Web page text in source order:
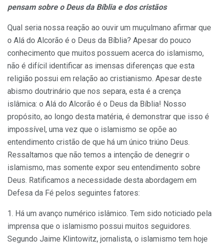
pensam sobre o Deus da Bíblia e dos cristãos
Qual seria nossa reação ao ouvir um muçulmano afirmar que
o Alá do Alcorão é o Deus da Bíblia? Apesar do pouco
conhecimento que muitos possuem acerca do islamismo,
não é difícil identificar as imensas diferenças que esta
religião possui em relação ao cristianismo. Apesar deste
abismo doutrinário que nos separa, esta é a crença
islâmica: o Alá do Alcorão é o Deus da Bíblia! Nosso
propósito, ao longo desta matéria, é demonstrar que isso é
impossível, uma vez que o islamismo se opõe ao
entendimento cristão de que há um único triúno Deus.
Ressaltamos que não temos a intenção de denegrir o
islamismo, mas somente expor seu entendimento sobre
Deus. Ratificamos a necessidade desta abordagem em
Defesa da Fé pelos seguintes fatores:
1. Há um avanço numérico islâmico. Tem sido noticiado pela
imprensa que o islamismo possui muitos seguidores.
Segundo Jaime Klintowitz, jornalista, o islamismo tem hoje